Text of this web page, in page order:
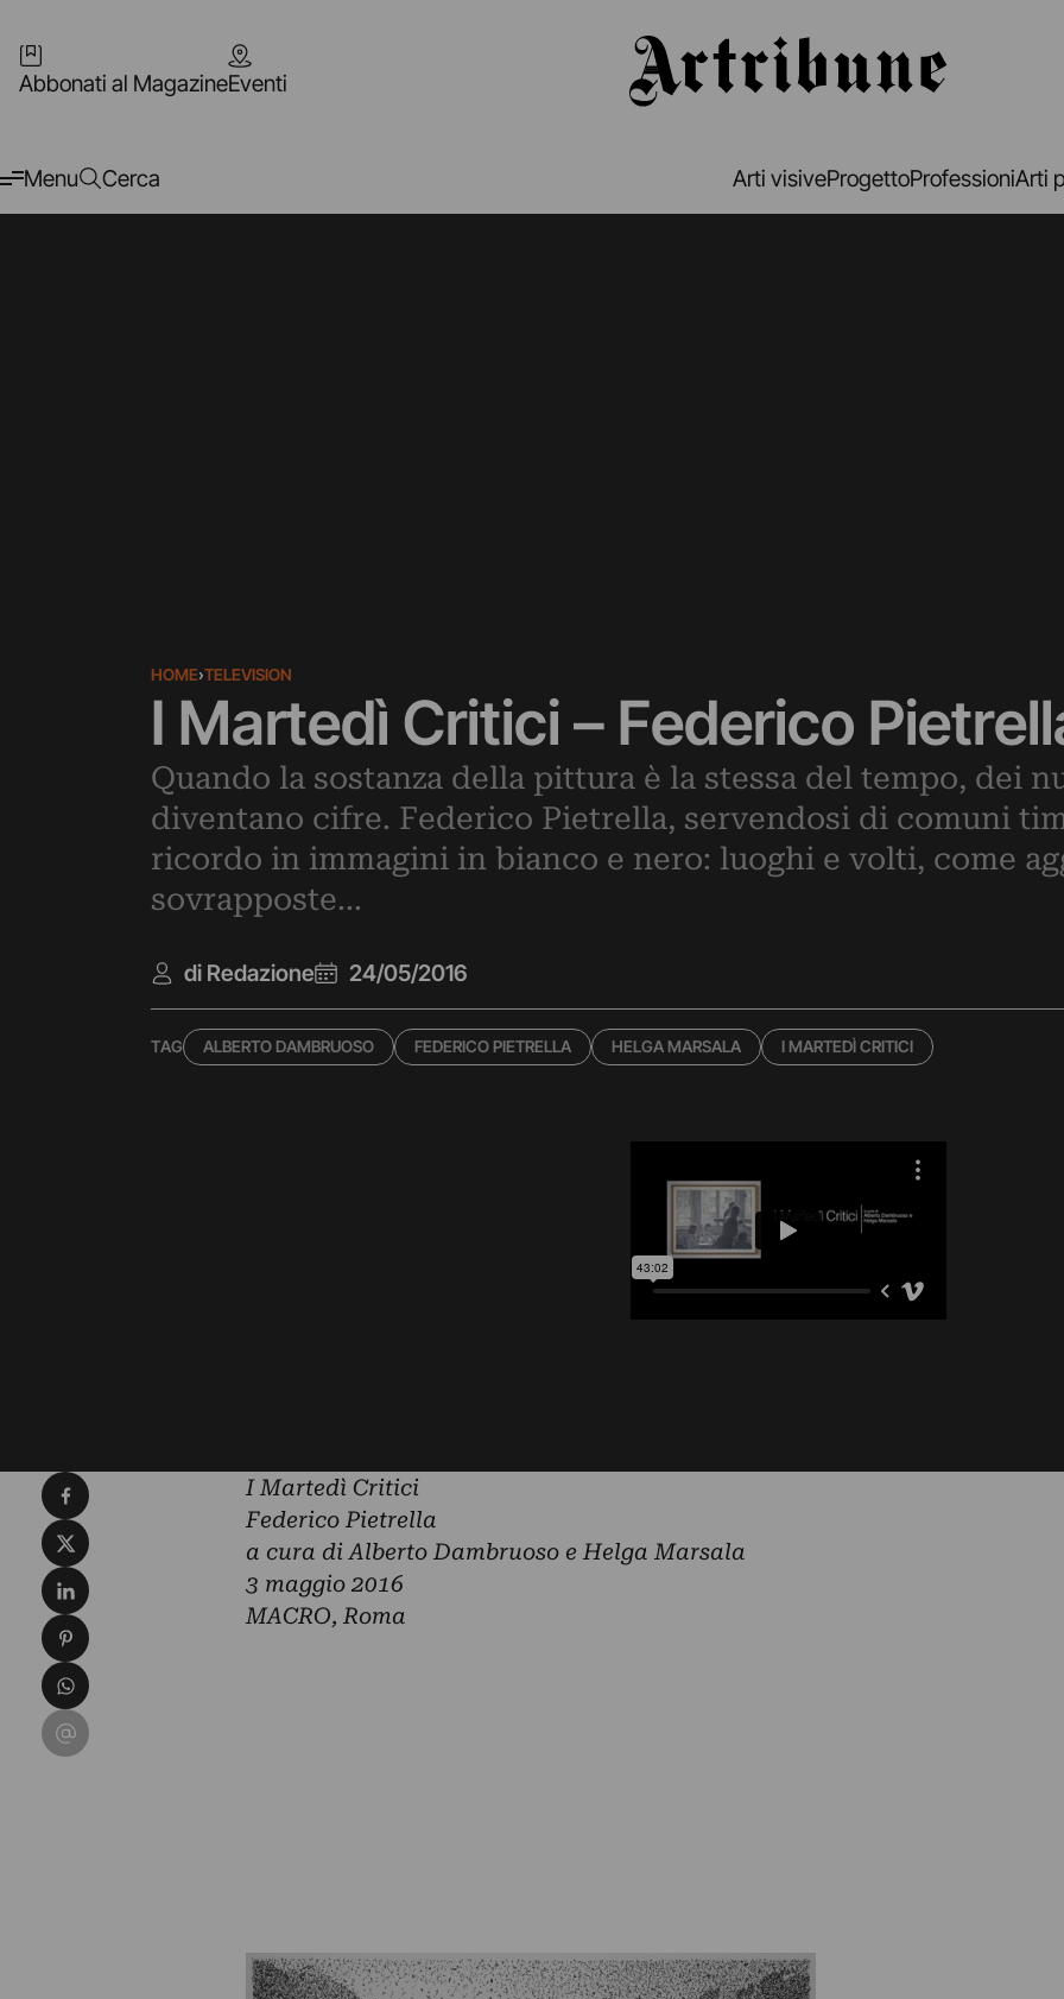
Abbonati al MagazineEventi
Menu Cerca Arti visiveProgettoProfessioniArti
HOME›TELEVISION
I Martedì Critici – Federico
Quando la sostanza della pittura è la stessa del tempo, dei
diventano cifre. Federico Pietrella, servendosi di comuni
ricordo in immagini in bianco e nero: luoghi e volti, come
sovrapposte...
di Redazione 24/05/2016
TAG ALBERTO DAMBRUOSO FEDERICO PIETRELLA HELGA MARSALA I MARTEDÌ CRITICI
I Martedì Critici
Federico Pietrella
a cura di Alberto Dambruoso e Helga Marsala
3 maggio 2016
MACRO, Roma
Condividi su Facebook
Condividi su X
Condividi su LinkedIn
Condividi su Pinterest
Condividi su WhatsApp
Condividi su Email